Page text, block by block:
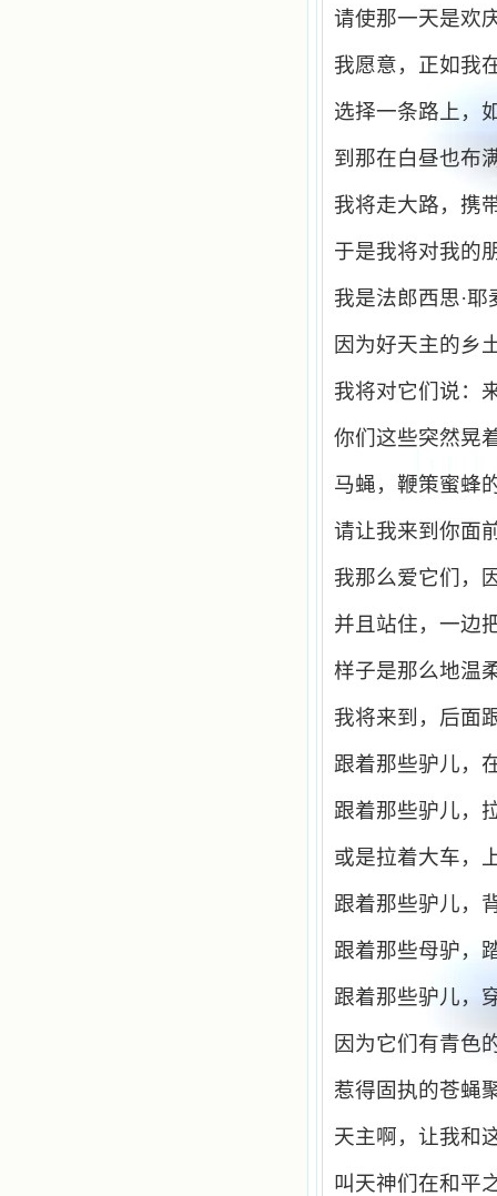
请使那一天是欢
我愿意，正如我
选择一条路上，
到那在白昼也布
我将走大路，携
于是我将对我的
我是法郎西思·
因为好天主的乡
我将对它们说：
你们这些突然晃
马蝇，鞭策蜜蜂
请让我来到你
我那么爱它们，
并且站住，一边
样子是那么地温
我将来到，后面
跟着那些驴儿，
跟着那些驴儿，
或是拉着大车，
跟着那些驴儿，
跟着那些母驴，
跟着那些驴儿，
因为它们有青色
惹得固执的苍蝇
天主啊，让我和
叫天神们在和平